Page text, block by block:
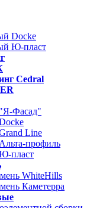
Docke
Ю-пласт
Cedral
Фасад"
Line
профиль
пласт
WhiteHills
Каметерра